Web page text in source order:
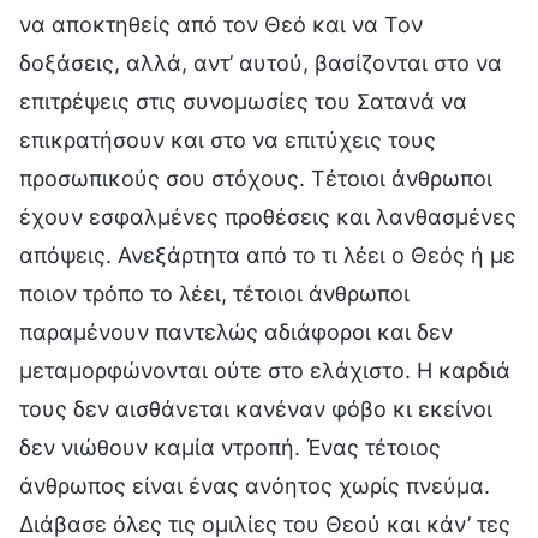
να αποκτηθείς από τον Θεό και να Τον
δοξάσεις, αλλά, αντ’ αυτού, βασίζονται στο να
επιτρέψεις στις συνομωσίες του Σατανά να
επικρατήσουν και στο να επιτύχεις τους
προσωπικούς σου στόχους. Τέτοιοι άνθρωποι
έχουν εσφαλμένες προθέσεις και λανθασμένες
απόψεις. Ανεξάρτητα από το τι λέει ο Θεός ή με
ποιον τρόπο το λέει, τέτοιοι άνθρωποι
παραμένουν παντελώς αδιάφοροι και δεν
μεταμορφώνονται ούτε στο ελάχιστο. Η καρδιά
τους δεν αισθάνεται κανέναν φόβο κι εκείνοι
δεν νιώθουν καμία ντροπή. Ένας τέτοιος
άνθρωπος είναι ένας ανόητος χωρίς πνεύμα.
Διάβασε όλες τις ομιλίες του Θεού και κάν’ τες